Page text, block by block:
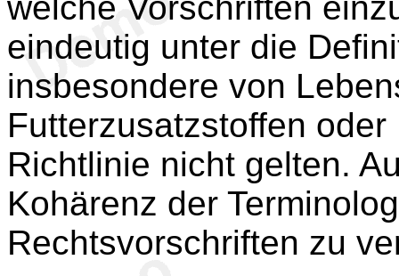
eindeutig unter die
insbesondere von
Futterzusatzstoffen
Richtlinie nicht gelten.
Kohärenz der
Rechtsvorschriften zu